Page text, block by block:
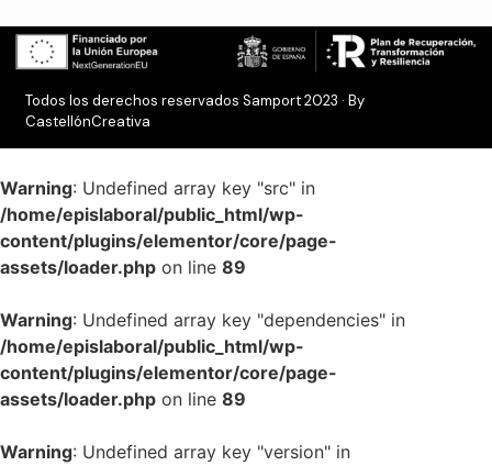
Todos los derechos reservados Samport 2023 · By
CastellónCreativa
Warning: Undefined array key "src" in
/home/epislaboral/public_html/wp-
content/plugins/elementor/core/page-
assets/loader.php on line 89
Warning: Undefined array key "dependencies" in
/home/epislaboral/public_html/wp-
content/plugins/elementor/core/page-
assets/loader.php on line 89
Warning: Undefined array key "version" in